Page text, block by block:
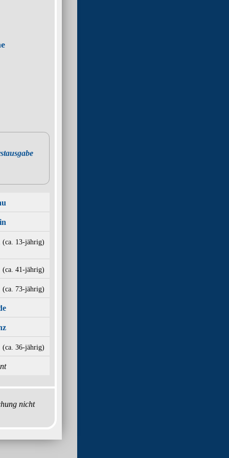
(ca. 13‑jährig)
(ca. 41‑jährig)
(ca. 73‑jährig)
(ca. 36‑jährig)
nicht